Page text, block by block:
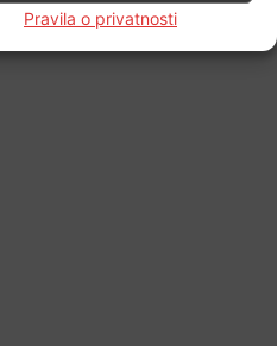
Pravila o privatnosti